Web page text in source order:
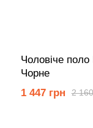
Чоловіче
Чорне
2
1 447 грн